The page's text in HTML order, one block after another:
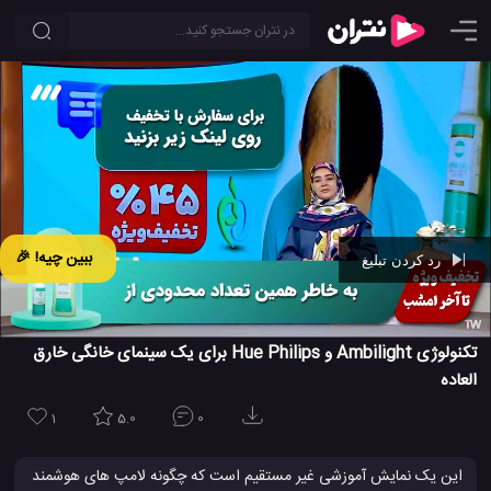
ببین چیه! 🎉 رد کردن تبلیغ
00:41
تکنولوژی Ambilight و Hue Philips برای یک سینمای خانگی خارق
العاده
1 5.0 0
این یک نمایش آموزشی غیر مستقیم است که چگونه لامپ های هوشمند